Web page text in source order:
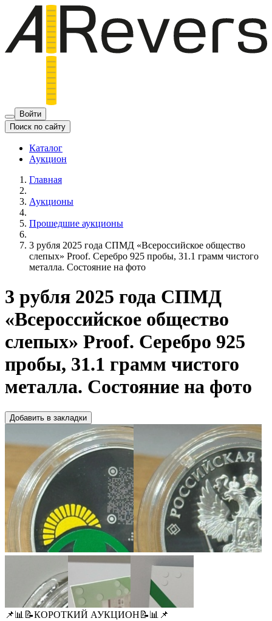
Войти
Поиск по сайту
Каталог
Аукцион
Главная
Аукционы
Прошедшие аукционы
3 рубля 2025 года СПМД «Всероссийское общество
слепых» Proof. Серебро 925 пробы, 31.1 грамм чистого
металла. Состояние на фото
3 рубля 2025 года СПМД
«Всероссийское общество
слепых» Proof. Серебро 925
пробы, 31.1 грамм чистого
металла. Состояние на фото
Добавить в закладки
📌📊📝КОРОТКИЙ АУКЦИОН📝📊📌